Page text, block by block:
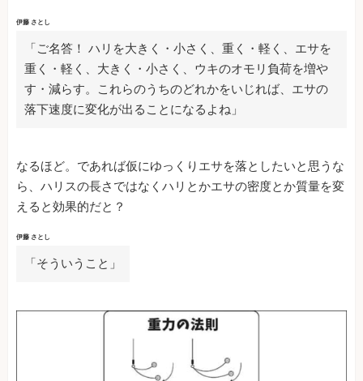
伊藤 さとし
「ご名答！ ハリを大きく・小さく、重く・軽く、エサを
重く・軽く、大きく・小さく、ウキのオモリ負荷を増や
す・減らす。これらのうちのどれかをいじれば、エサの
落下速度に変化が出ることになるよね」
なるほど。であれば仮にゆっくりエサを落としたいと思うな
ら、ハリスの長さではなくハリとかエサの密度とか質量を変
えると効果的だと？
伊藤 さとし
「そういうこと」